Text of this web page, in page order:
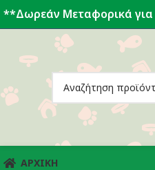
**Δωρεάν Μεταφορικά
ΑΡΧΙΚΗ